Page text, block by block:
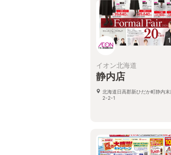
イオン北海道
静内店
北海道日高郡新ひだか町静内末
2-2-1